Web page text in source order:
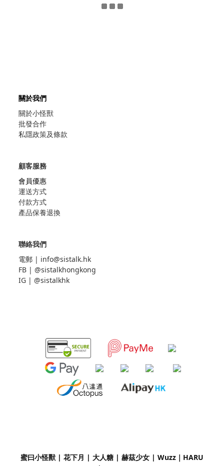
關於我們
關於小怪獸
批發合作
私隱政策及條款
顧客服務
會員優惠
運送方式
付款方式
產品保養退換
聯絡我們
電郵 | info@sistalk.hk
FB | @sistalkhongkong
IG | @sistalkhk
蜜曰小怪獸 | 花下月 | 大人糖 | 赫茲少女 | Wuzz｜ HARU